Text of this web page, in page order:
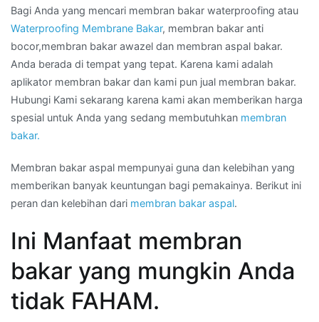
Bagi Anda yang mencari membran bakar waterproofing atau
Waterproofing Membrane Bakar, membran bakar anti
bocor,membran bakar awazel dan membran aspal bakar.
Anda berada di tempat yang tepat. Karena kami adalah
aplikator membran bakar dan kami pun jual membran bakar.
Hubungi Kami sekarang karena kami akan memberikan harga
spesial untuk Anda yang sedang membutuhkan membran
bakar.
Membran bakar aspal mempunyai guna dan kelebihan yang
memberikan banyak keuntungan bagi pemakainya. Berikut ini
peran dan kelebihan dari membran bakar aspal.
Ini Manfaat membran
bakar yang mungkin Anda
tidak FAHAM.